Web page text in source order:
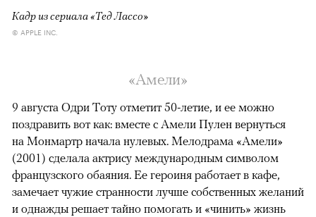
Кадр из сериала «Тед Лассо»
© APPLE INC.
«Амели»
9 августа Одри Тоту отметит 50-летие, и ее можно
поздравить вот как: вместе с Амели Пулен вернуться
на Монмартр начала нулевых. Мелодрама «Амели»
(2001) сделала актрису международным символом
французского обаяния. Ее героиня работает в кафе,
замечает чужие странности лучше собственных желаний
и однажды решает тайно помогать и «чинить» жизнь